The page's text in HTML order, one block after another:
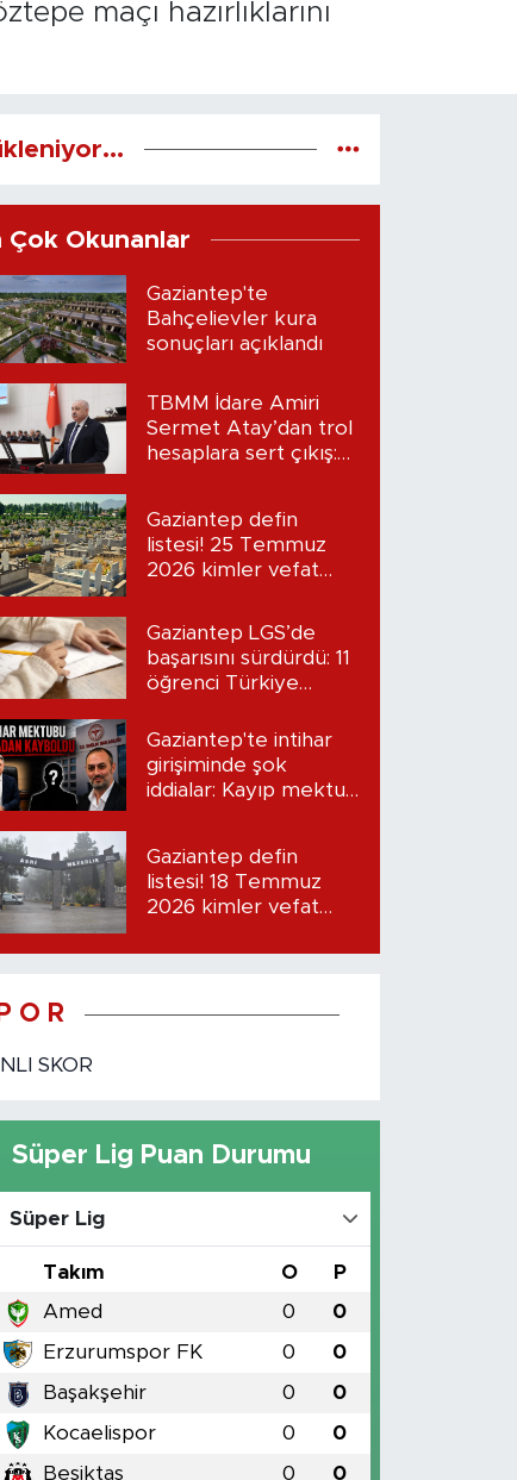
maçı hazırlıklarını
Çok Okunanlar
Gaziantep'te
Bahçelievler kura
sonuçları açıklandı
TBMM İdare Amiri
Sermet Atay’dan trol
hesaplara sert çıkış:
Gaziantep defin
listesi! 25 Temmuz
2026 kimler vefat
Gaziantep LGS’de
başarısını sürdürdü: 11
öğrenci Türkiye
Gaziantep'te intihar
girişiminde şok
iddialar: Kayıp mektup
Gaziantep defin
listesi! 18 Temmuz
2026 kimler vefat
O R
SKOR
Süper Lig Puan Durumu
Süper Lig
Takım O P
Amed 0 0
Erzurumspor FK 0 0
Başakşehir 0 0
Kocaelispor 0 0
Beşiktaş 0 0